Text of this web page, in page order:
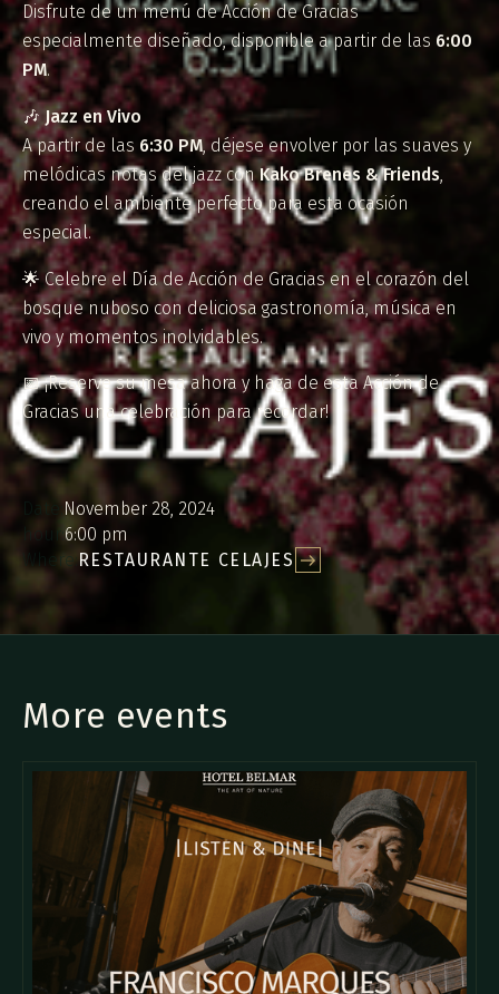
Disfrute de un menú de Acción de Gracias
especialmente diseñado, disponible a partir de las 6:00
PM.
🎶 Jazz en Vivo
A partir de las 6:30 PM, déjese envolver por las suaves y
melódicas notas del jazz conKako Brenes & Friends,
creando el ambiente perfecto para esta ocasión
especial.
🌟 Celebre el Día de Acción de Gracias en el corazón del
bosque nuboso con deliciosa gastronomía, música en
vivo y momentos inolvidables.
📅 ¡Reserve su mesa ahora y haga de esta Acción de
Gracias una celebración para recordar!
November 28, 2024
6:00 pm
Where:RESTAURANTE CELAJES
More events